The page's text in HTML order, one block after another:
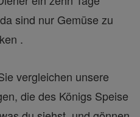
sind nur Gemüse zu
.
vergleichen unsere
die des Königs Speise